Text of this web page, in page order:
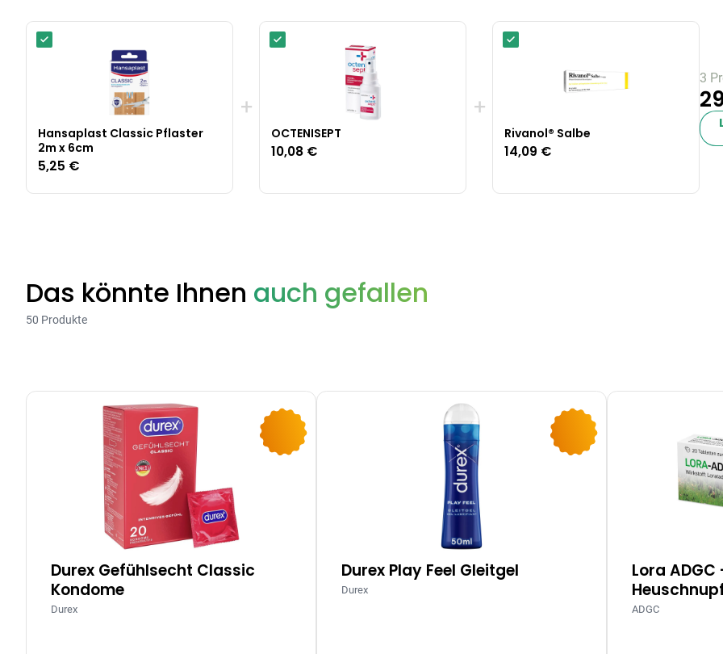
Hansaplast Classic Pflaster
2m x 6cm
5,25 €
+
OCTENISEPT
10,08 €
+
Rivanol® Salbe
14,09 €
3
Das könnte Ihnen auch gefallen
50 Produkte
Durex Gefühlsecht Classic
Kondome
Durex
Durex Play Feel Gleitgel
Durex
Lora ADGC
ADGC